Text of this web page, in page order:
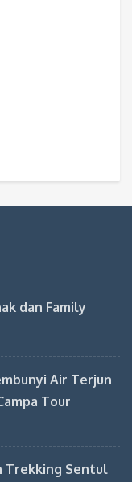
dan Family
Air Terjun
Tour
Trekking Sentul